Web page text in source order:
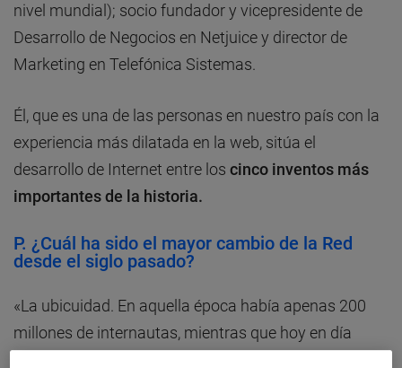
nivel mundial); socio fundador y vicepresidente de
Desarrollo de Negocios en Netjuice y director de
Marketing en Telefónica Sistemas.
Él, que es una de las personas en nuestro país con la
experiencia más dilatada en la web, sitúa el
desarrollo de Internet entre los cinco inventos más
importantes de la historia.
P. ¿Cuál ha sido el mayor cambio de la Red
desde el siglo pasado?
«La ubicuidad. En aquella época había apenas 200
millones de internautas, mientras que hoy en día